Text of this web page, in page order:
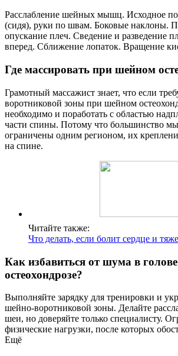
Расслабление шейных мышц. Исходное
(сидя), руки по швам. Боковые наклоны.
опускание плеч. Сведение и разведение
вперед. Сближение лопаток. Вращение
Где массировать при шейном
Грамотный массажист знает, что если
воротниковой зоны при шейном
необходимо и поработать с областью
части спины. Потому что большинство
ограничены одним регионом, их
на спине.
Читайте также:
Что делать, если болит сердце и
Как избавиться от шума в
остеохондрозе?
Выполняйте зарядку для тренировки и
шейно-воротниковой зоны. Делайте
шеи, но доверяйте только специалисту.
физические нагрузки, после которых
Ещё